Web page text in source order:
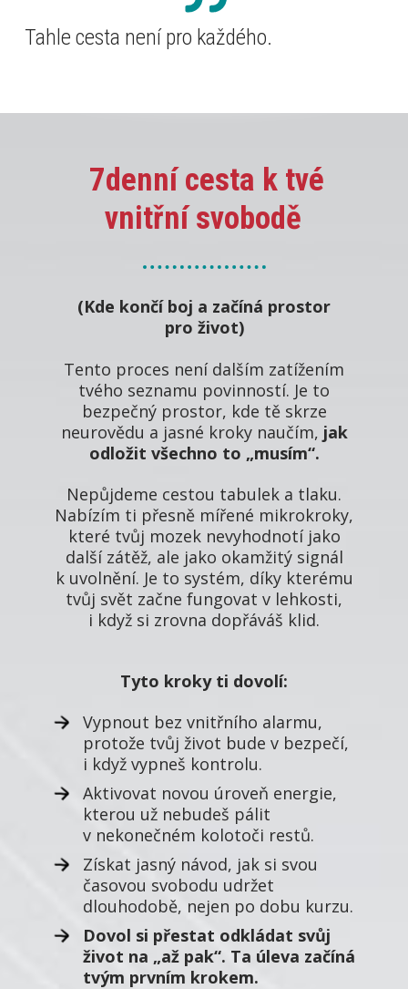
Tahle cesta není pro každého.
7denní cesta k tvé
vnitřní svobodě
(Kde končí boj a začíná prostor
pro život)
Tento proces není dalším zatížením
tvého seznamu povinností. Je to
bezpečný prostor, kde tě skrze
neurovědu a jasné kroky naučím, jak
odložit všechno to „musím“.
Nepůjdeme cestou tabulek a tlaku.
Nabízím ti přesně mířené mikrokroky,
které tvůj mozek nevyhodnotí jako
další zátěž, ale jako okamžitý signál
k uvolnění. Je to systém, díky kterému
tvůj svět začne fungovat v lehkosti,
i když si zrovna dopřáváš klid.
Tyto kroky ti dovolí:
Vypnout bez vnitřního alarmu,
protože tvůj život bude v bezpečí,
i když vypneš kontrolu.
Aktivovat novou úroveň energie,
kterou už nebudeš pálit
v nekonečném kolotoči restů.
Získat jasný návod, jak si svou
časovou svobodu udržet
dlouhodobě, nejen po dobu kurzu.
Dovol si přestat odkládat svůj
život na „až pak“. Ta úleva začíná
tvým prvním krokem.